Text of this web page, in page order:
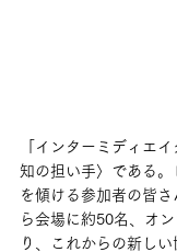
「インターミディエ
知の担い手〉である
を傾ける参加者の皆
ら会場に約50名、オ
り、これからの新し